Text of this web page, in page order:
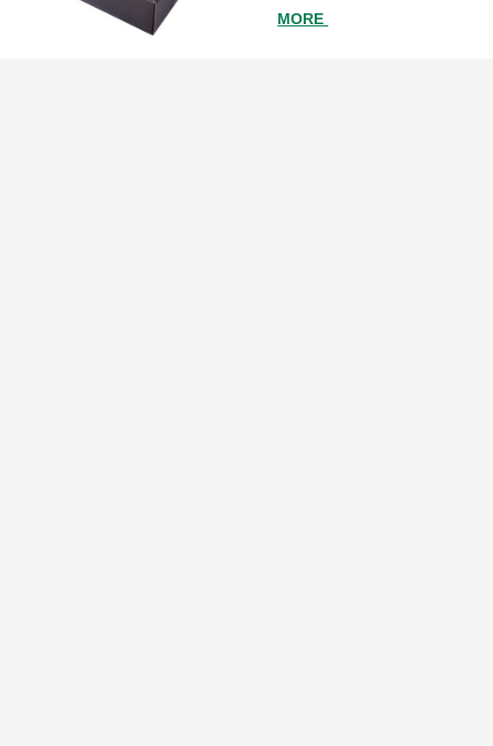
MORE